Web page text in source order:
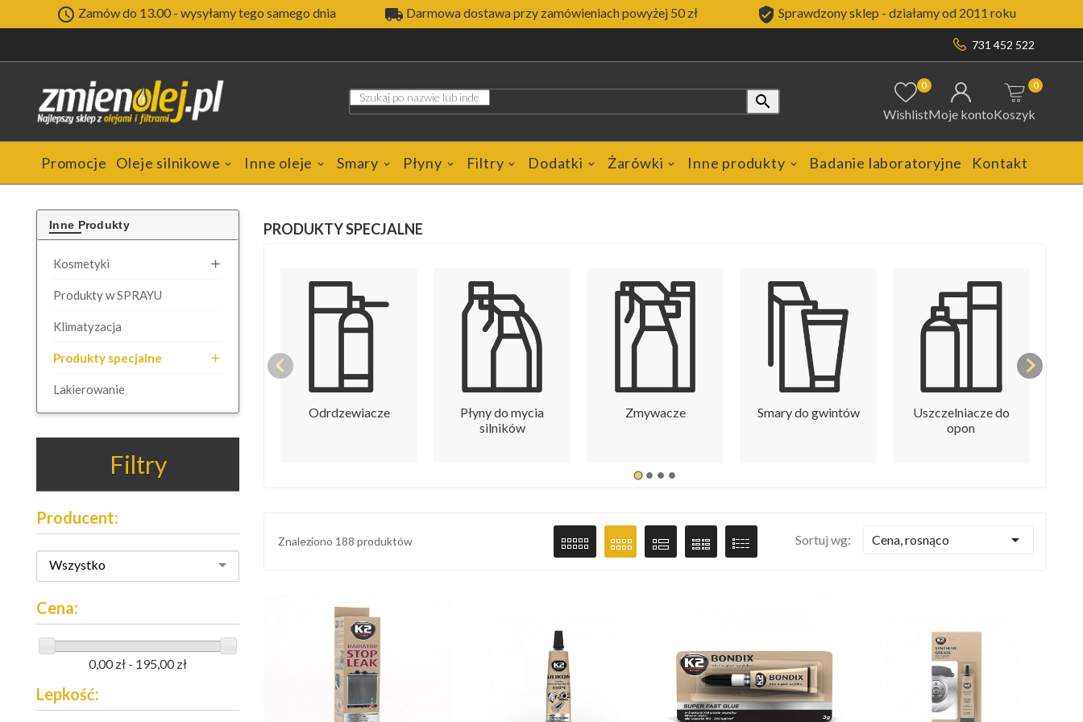
 Zamów do 13.00 - wysyłamy tego samego dnia  Darmowa dostawa przy zamówieniach powyżej 50 zł  Sprawdzony sklep - działamy od 2011 roku
731 452 522

0
WishlistMoje kontoKoszyk
0
Promocje Oleje silnikowe Inne oleje Smary Płyny Filtry Dodatki Żarówki Inne produkty Badanie laboratoryjne Kontakt
Inne Produkty
Kosmetyki 
Produkty w SPRAYU
Klimatyzacja
Produkty specjalne 
Lakierowanie
Filtry
Producent:
Wszystko
Cena:
0,00 zł - 195,00 zł
Lepkość:
PRODUKTY SPECJALNE
Odrdzewiacze
Płyny do mycia
silników
Zmywacze Smary do gwintów
Uszczelniacze do
opon
Znaleziono 188 produktów Sortuj wg: Cena, rosnąco 